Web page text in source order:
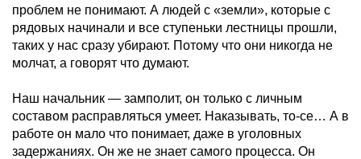
проблем не понимают. А людей с «земли», которые с
рядовых начинали и все ступеньки лестницы прошли,
таких у нас сразу убирают. Потому что они никогда не
молчат, а говорят что думают.
Наш начальник — замполит, он только с личным
составом расправляться умеет. Наказывать, то-се… А в
работе он мало что понимает, даже в уголовных
задержаниях. Он же не знает самого процесса. Он